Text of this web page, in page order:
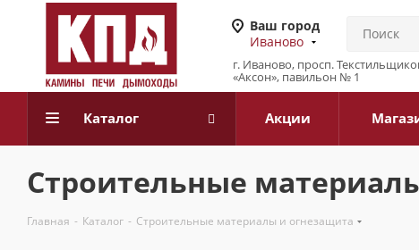
Ваш город
Иваново
г. Иваново, просп.
«Аксон», павильон № 1
Каталог Акции
Строительные
Главная - Каталог - Строительные материалы и огнезащита